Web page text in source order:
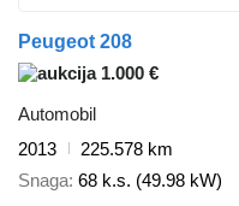
Peugeot 208
1.000 €
Automobil
2013
225.578 km
Snaga 68 k.s. (49.98 kW)